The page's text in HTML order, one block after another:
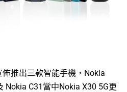
推出三款智能手機，Nokia
Nokia C31當中Nokia X30 5G更